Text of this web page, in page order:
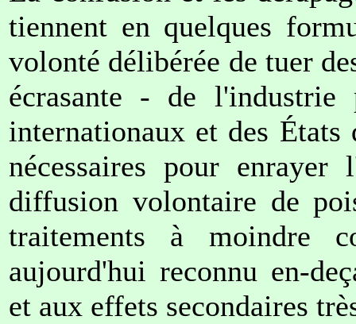
tiennent en quelques
volonté délibérée de tuer
écrasante - de l'industrie
internationaux et des
nécessaires pour
diffusion volontaire de
traitements à moindre
aujourd'hui reconnu en-
et aux effets secondaires